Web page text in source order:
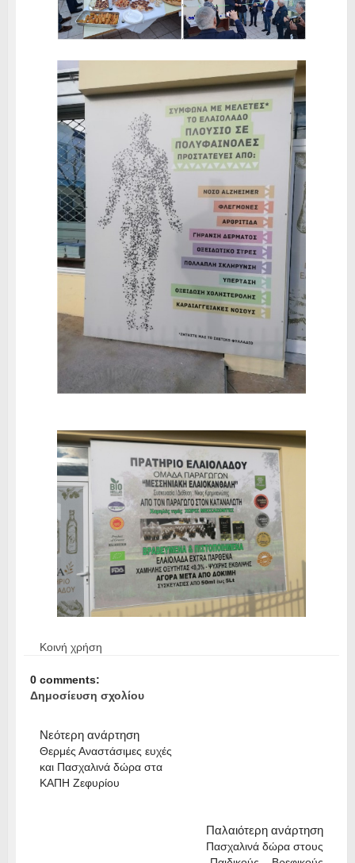
Κοινή χρήση
0 comments:
Δημοσίευση σχολίου
Νεότερη ανάρτηση
Θερμές Αναστάσιμες ευχές
και Πασχαλινά δώρα στα
ΚΑΠΗ Ζεφυρίου
Παλαιότερη ανάρτηση
Πασχαλινά δώρα στους